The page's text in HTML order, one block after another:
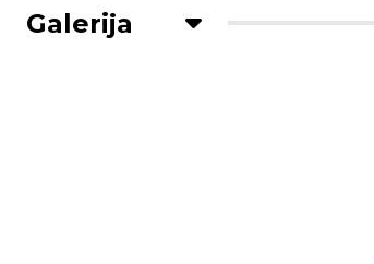
Galerija